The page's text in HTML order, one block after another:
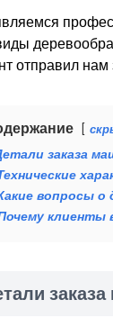
отправил
заказа
вопросы о
клиенты